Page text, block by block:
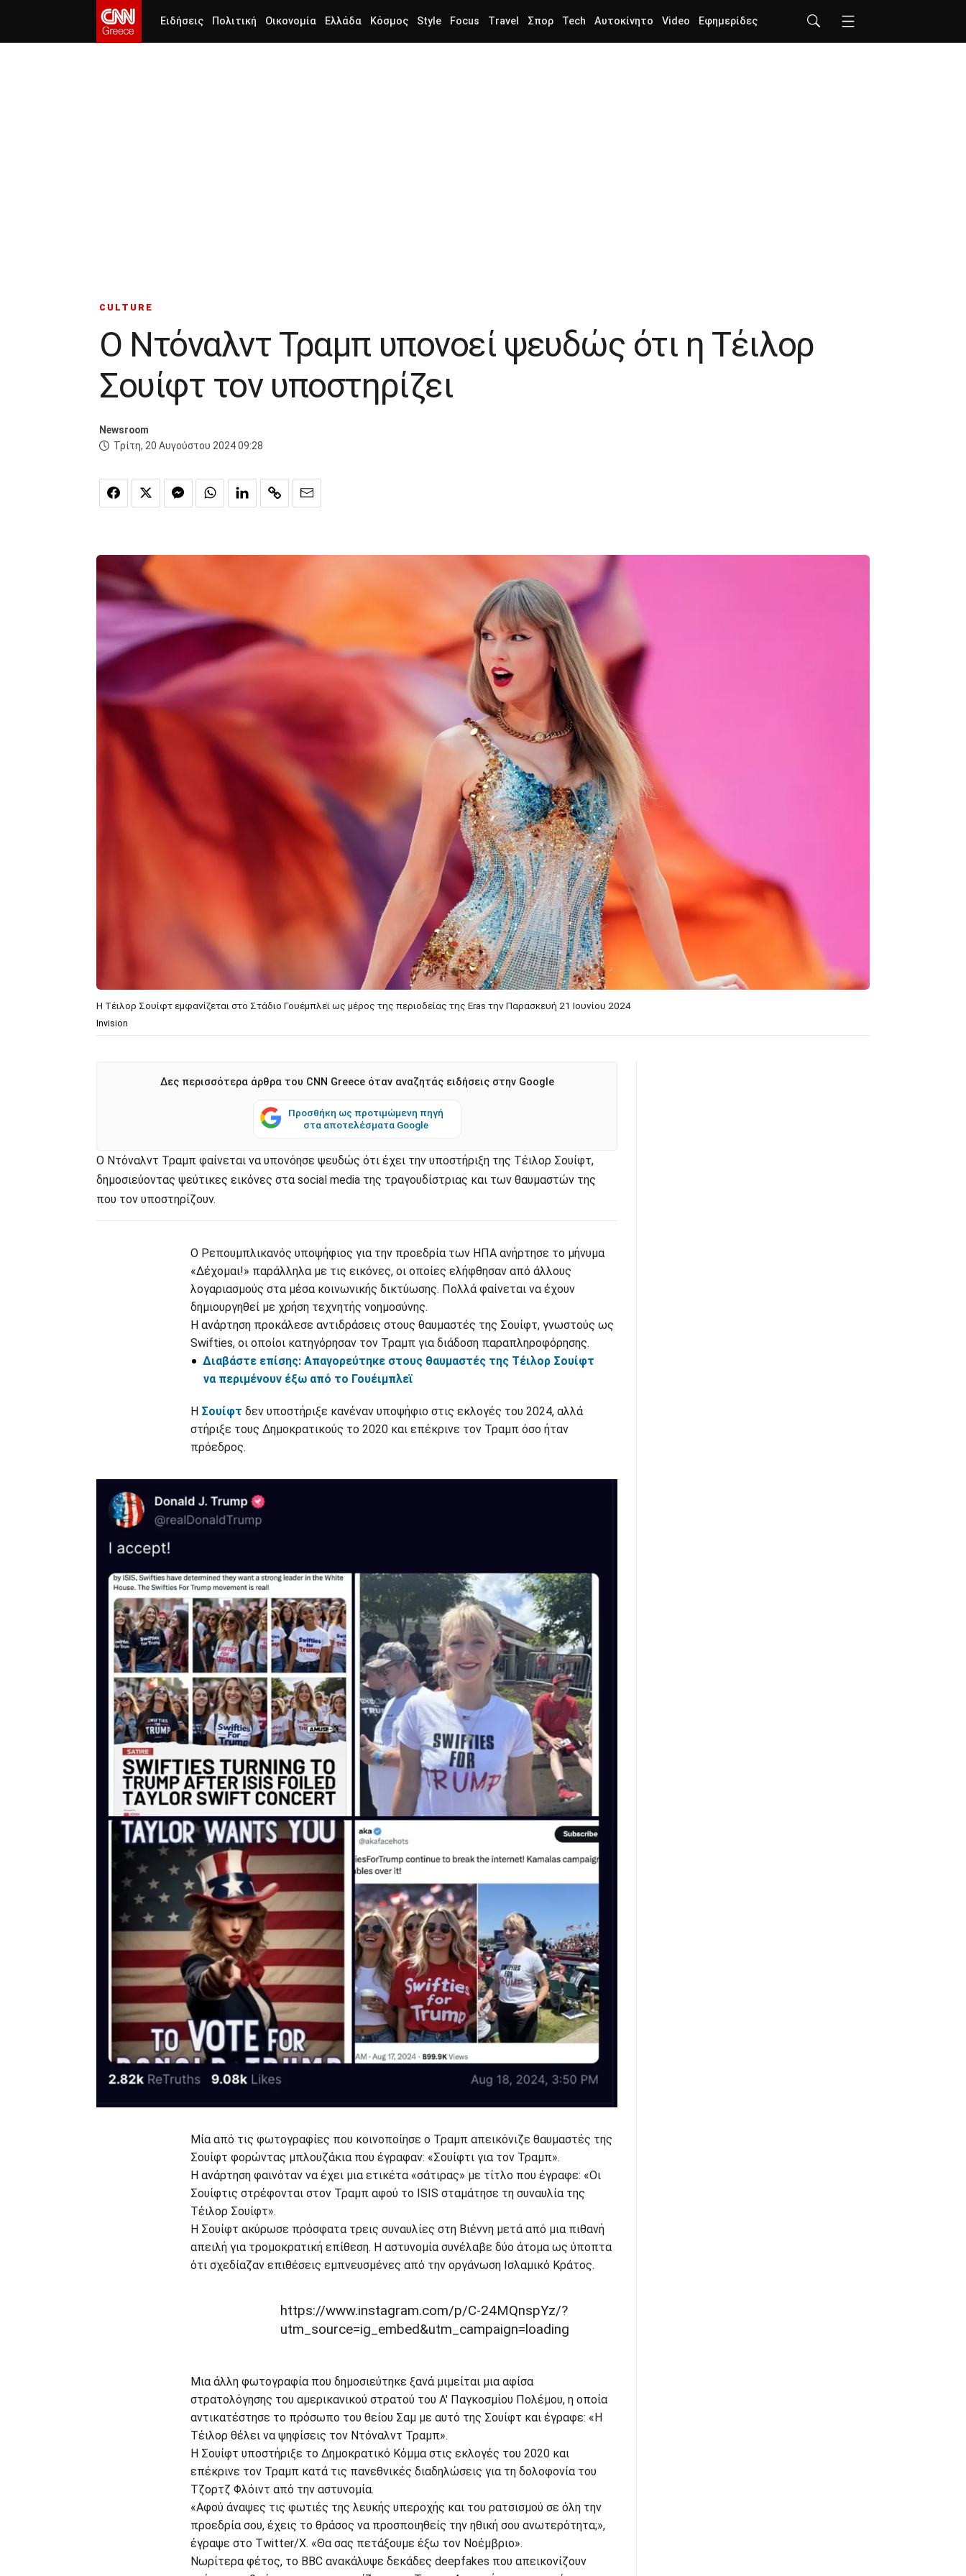
Ειδήσεις Πολιτική Οικονομία Ελλάδα Κόσμος Style Focus Travel Σπορ Tech Αυτοκίνητο Video Εφημερίδες
CULTURE
Ο Ντόναλντ Τραμπ υπονοεί ψευδώς ότι η Τέιλορ
Σουίφτ τον υποστηρίζει
Newsroom
Τρίτη, 20 Αυγούστου 2024 09:28
Η Τέιλορ Σουίφτ εμφανίζεται στο Στάδιο Γουέμπλεϊ ως μέρος της περιοδείας της Eras την Παρασκευή 21 Ιουνίου 2024
Invision
Δες περισσότερα άρθρα του CNN Greece όταν αναζητάς ειδήσεις στην Google
Προσθήκη ως προτιμώμενη πηγή
στα αποτελέσματα Google
Ο Ντόναλντ Τραμπ φαίνεται να υπονόησε ψευδώς ότι έχει την υποστήριξη της Τέιλορ Σουίφτ,
δημοσιεύοντας ψεύτικες εικόνες στα social media της τραγουδίστριας και των θαυμαστών της
που τον υποστηρίζουν.
Ο Ρεπουμπλικανός υποψήφιος για την προεδρία των ΗΠΑ ανήρτησε το μήνυμα
«Δέχομαι!» παράλληλα με τις εικόνες, οι οποίες ελήφθησαν από άλλους
λογαριασμούς στα μέσα κοινωνικής δικτύωσης. Πολλά φαίνεται να έχουν
δημιουργηθεί με χρήση τεχνητής νοημοσύνης.
Η ανάρτηση προκάλεσε αντιδράσεις στους θαυμαστές της Σουίφτ, γνωστούς ως
Swifties, οι οποίοι κατηγόρησαν τον Τραμπ για διάδοση παραπληροφόρησης.
Διαβάστε επίσης: Απαγορεύτηκε στους θαυμαστές της Τέιλορ Σουίφτ
να περιμένουν έξω από το Γουέιμπλεϊ
Η Σουίφτ δεν υποστήριξε κανέναν υποψήφιο στις εκλογές του 2024, αλλά
στήριξε τους Δημοκρατικούς το 2020 και επέκρινε τον Τραμπ όσο ήταν
πρόεδρος.
Μία από τις φωτογραφίες που κοινοποίησε ο Τραμπ απεικόνιζε θαυμαστές της
Σουίφτ φορώντας μπλουζάκια που έγραφαν: «Σουίφτι για τον Τραμπ».
Η ανάρτηση φαινόταν να έχει μια ετικέτα «σάτιρας» με τίτλο που έγραφε: «Οι
Σουίφτις στρέφονται στον Τραμπ αφού το ISIS σταμάτησε τη συναυλία της
Τέιλορ Σουίφτ».
Η Σουίφτ ακύρωσε πρόσφατα τρεις συναυλίες στη Βιέννη μετά από μια πιθανή
απειλή για τρομοκρατική επίθεση. Η αστυνομία συνέλαβε δύο άτομα ως ύποπτα
ότι σχεδίαζαν επιθέσεις εμπνευσμένες από την οργάνωση Ισλαμικό Κράτος.
https://www.instagram.com/p/C-24MQnspYz/?
utm_source=ig_embed&utm_campaign=loading
Μια άλλη φωτογραφία που δημοσιεύτηκε ξανά μιμείται μια αφίσα
στρατολόγησης του αμερικανικού στρατού του Α' Παγκοσμίου Πολέμου, η οποία
αντικατέστησε το πρόσωπο του θείου Σαμ με αυτό της Σουίφτ και έγραφε: «Η
Τέιλορ θέλει να ψηφίσεις τον Ντόναλντ Τραμπ».
Η Σουίφτ υποστήριξε το Δημοκρατικό Κόμμα στις εκλογές του 2020 και
επέκρινε τον Τραμπ κατά τις πανεθνικές διαδηλώσεις για τη δολοφονία του
Τζορτζ Φλόιντ από την αστυνομία.
«Αφού άναψες τις φωτιές της λευκής υπεροχής και του ρατσισμού σε όλη την
προεδρία σου, έχεις το θράσος να προσποιηθείς την ηθική σου ανωτερότητα;»,
έγραψε στο Twitter/X. «Θα σας πετάξουμε έξω τον Νοέμβριο».
Νωρίτερα φέτος, το BBC ανακάλυψε δεκάδες deepfakes που απεικονίζουν